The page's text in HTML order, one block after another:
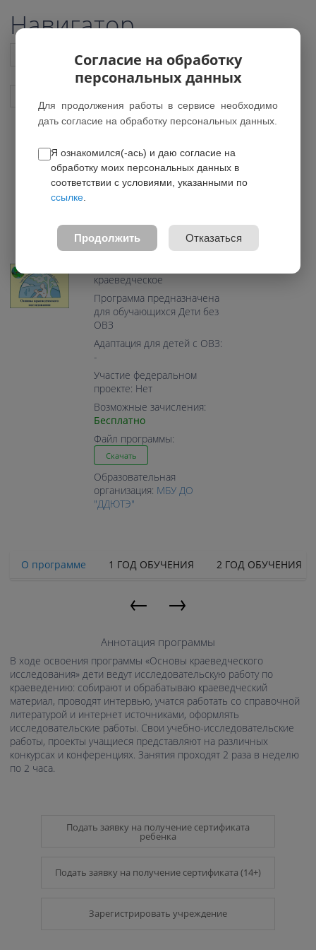
Навигатор
Список всех программ
Основы краеведческого
исследования
*Нет действующих групп
Возраст: 8-12 лет
краеведческое
Программа предназначена
для обучающихся Дети без
ОВЗ
Адаптация для детей с ОВЗ:
-
Участие федеральном
проекте: Нет
Возможные зачисления:
Бесплатно
Файл программы:
Скачать
Образовательная
организация: МБУ ДО
"ДДЮТЭ"
О программе 1 ГОД ОБУЧЕНИЯ 2 ГОД ОБУЧЕНИЯ
← →
Аннотация программы
В ходе освоения программы «Основы краеведческого
исследования» дети ведут исследовательскую работу по
краеведению: собирают и обрабатываю краеведческий
материал, проводят интервью, учатся работать со справочной
литературой и интернет источниками, оформлять
исследовательские работы. Свои учебно-исследовательские
работы, проекты учащиеся представляют на различных
конкурсах и конференциях. Занятия проходят 2 раза в неделю
по 2 часа.
Подать заявку на получение сертификата
ребенка
Подать заявку на получение сертификата (14+)
Зарегистрировать учреждение
Согласие на обработку
персональных данных
Для продолжения работы в сервисе необходимо
дать согласие на обработку персональных данных.
Я ознакомился(-ась) и даю согласие на
обработку моих персональных данных в
соответствии с условиями, указанными по
ссылке
Продолжить Отказаться